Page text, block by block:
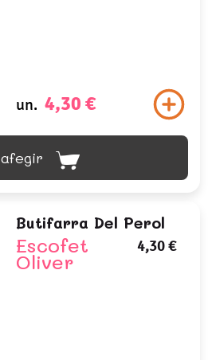
un. 4,30 €
afegir
Butifarra Del Perol
Escofet
Oliver
4,30 €